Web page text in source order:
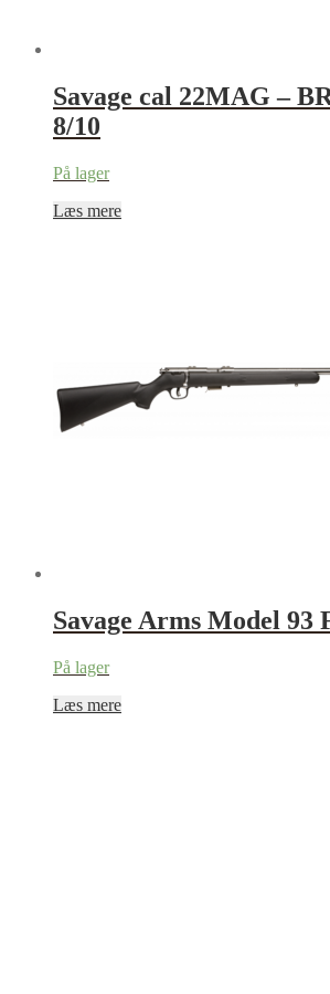
Savage cal 22MAG –
8/10
På lager
Læs mere
Savage Arms Model 93
På lager
Læs mere